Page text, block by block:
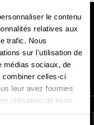
le contenu
relatives aux
trafic. Nous
sur l'utilisation de
médias sociaux, de
combiner celles-ci
leur avez fournies
utilisation de leurs
efficace